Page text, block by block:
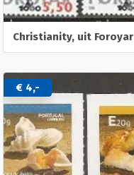
Christianity, uit Foroyar
€ 4,-